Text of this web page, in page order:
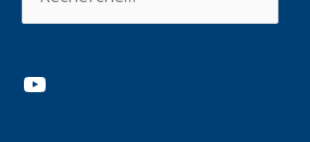
YouTube